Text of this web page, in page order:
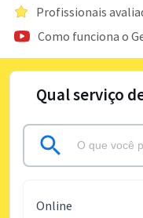
Profissionais
Como funciona o
Qual serviço
Online